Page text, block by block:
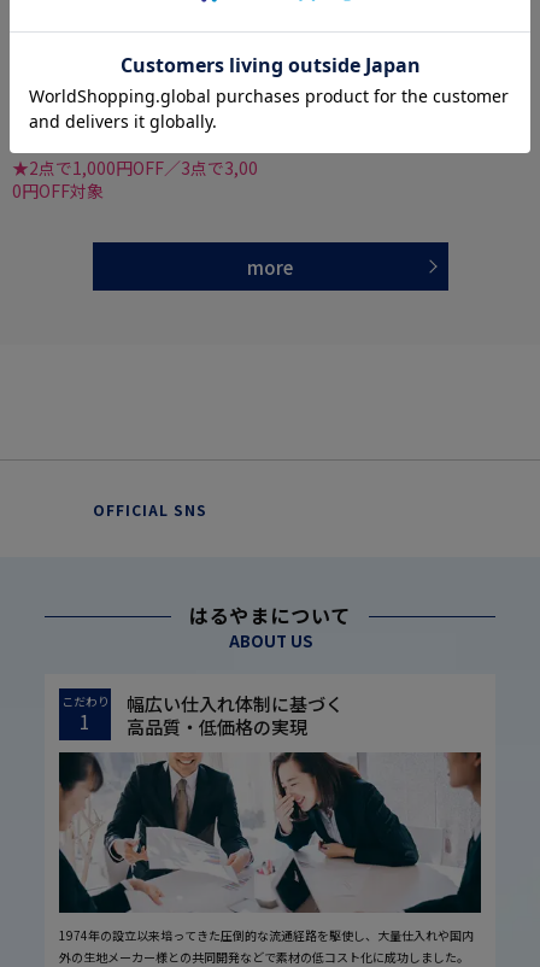
価格： 5,489円 (税込)
20%off
(税込)
★2点で1,000円OFF／3点で3,00
0円OFF対象
式通年
価格：4,389円 (税込)
55%off
more
OFFICIAL SNS
はるやまについて
ABOUT US
こだわり
1
幅広い仕入れ体制に基づく
高品質・低価格の実現
1974年の設立以来培ってきた圧倒的な流通経路を駆使し、大量仕入れや国内
外の生地メーカー様との共同開発などで素材の低コスト化に成功しました。